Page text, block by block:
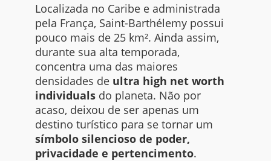
Localizada no Caribe e administrada
pela França, Saint-Barthélemy possui
pouco mais de 25 km². Ainda assim,
durante sua alta temporada,
concentra uma das maiores
densidades de ultra high net worth
individualsdo planeta. Não por
acaso, deixou de ser apenas um
destino turístico para se tornar um
símbolo silencioso de poder,
privacidade e pertencimento.